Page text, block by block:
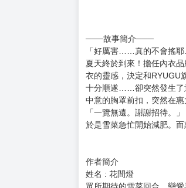
★如果能讓我玩得開心，就
賭上品牌存亡的設計對決
累計銷量突破１００萬本
★劇情熱情洋溢，時而正經
心一意製作內衣的主角，
這一切以和藹、溫柔的文
★《偵探已經，死了》作者
───故事簡介───
「好厲害……真的不會搖
夏天終於到來！擔任內衣